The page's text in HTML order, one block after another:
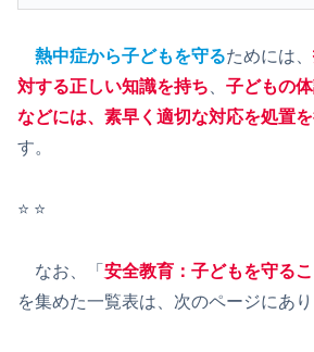
熱中症から子どもを守るためには、
対する正しい知識を持ち
子どもの
などには、素早く適切な対応を処置
す。
⭐️ ⭐️
なお、「 安全教育：子どもを守るこ
を集めた一覧表は、次のページにあり